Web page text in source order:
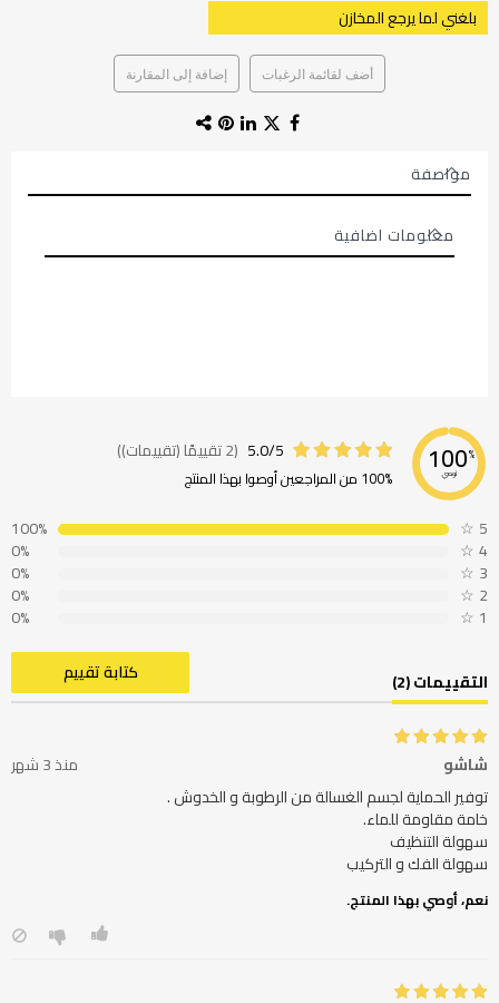
بلغني لما يرجع المخازن
أضف لقائمة الرغبات إضافة إلى المقارنة
مواصفة
معلومات اضافية
100%
نوصي
5.0/5 (2 تقييمًا (تقييمات))
100% من المراجعين أوصوا بهذا المنتج
5
☆
100%
4
☆
0%
3
☆
0%
2
☆
0%
1
☆
0%
التقييمات (2) كتابة تقييم
شاشو
منذ 3 شهر
سهولة الفك و التركيب
نعم، أوصي بهذا المنتج.